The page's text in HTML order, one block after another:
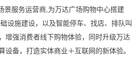
景服务运营商,为万达广场购物中心搭建
设施建设，以及智能停车、找店、排队叫
增强消费者线下购物体验，同时升级万达
设备，打造实体商业＋互联网的新体验。